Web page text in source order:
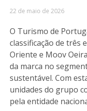
22 de maio de 2026
O Turismo de
classificação de três
Oriente e Moov
da marca no
sustentável. Com
unidades do grupo
pela entidade